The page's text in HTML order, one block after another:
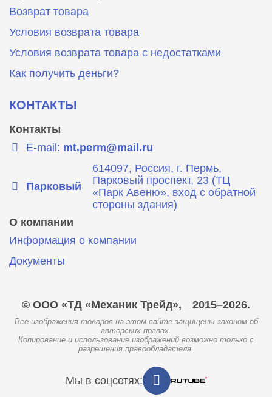
Возврат товара
Условия возврата товара
Условия возврата товара с недостатками
Как получить деньги?
КОНТАКТЫ
Контакты
E-mail: mt.perm@mail.ru
Парковый
614097, Россия, г. Пермь,
Парковый проспект, 23 (ТЦ
«Парк Авеню», вход с обратной
стороны здания)
О компании
Информация о компании
Документы
© ООО «ТД «Механик Трейд», 2015–2026.
Все изображения товаров на этом сайте защищены законом об
авторских правах.
Копирование и использование изображений возможно только с
разрешения правообладателя.
Мы в соцсетях: